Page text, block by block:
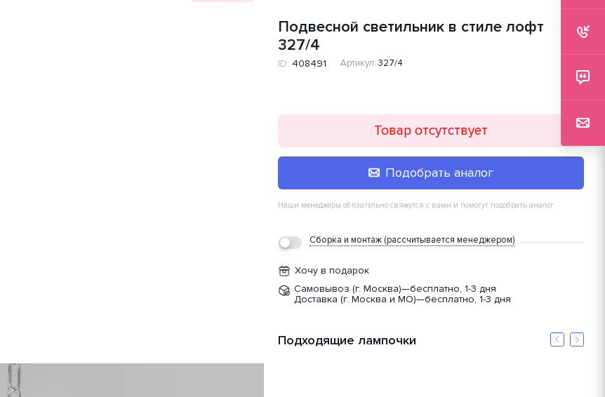
Подвесной светильник в стиле лофт
327/4
ID: 408491 Артикул: 327/4
Товар отсутствует
Подобрать аналог
Наши менеджеры обязательно свяжутся с вами и помогут подобрать аналог
Сборка и монтаж (рассчитывается менеджером)
Хочу в подарок
Самовывоз (г. Москва)—бесплатно, 1-3 дня
Доставка (г. Москва и МО)—бесплатно, 1-3 дня
Подходящие лампочки